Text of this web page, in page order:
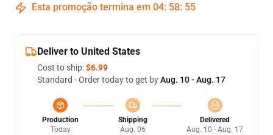
Esta promoção termina em 04: 58: 54
Deliver to United States
Cost to ship:$6.99
Standard - Order today to get byAug. 10 - Aug. 17
Production
Today
Shipping
Aug. 06
Delivered
Aug. 10 - Aug. 17